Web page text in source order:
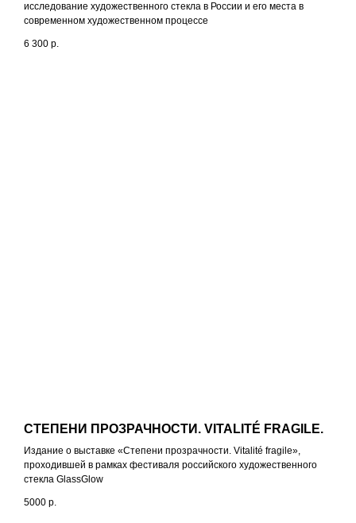
исследование художественного стекла в России и его места в
современном художественном процессе
6 300 р.
СТЕПЕНИ ПРОЗРАЧНОСТИ. VITALITÉ FRAGILE.
Издание о выставке «Степени прозрачности. Vitalité fragile»,
проходившей в рамках фестиваля российского художественного
стекла GlassGlow
5000 р.